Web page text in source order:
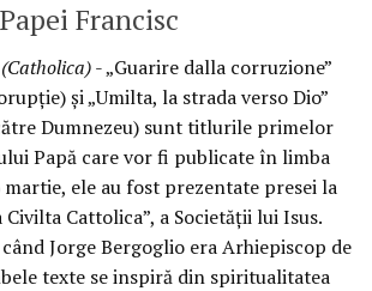
Francisc
- „Guarire dalla corruzione”
şi „Umilta, la strada verso Dio”
Dumnezeu) sunt titlurile primelor
Papă care vor fi publicate în limba
ele au fost prezentate presei la
Civilta Cattolica”, a Societăţii lui Isus.
Jorge Bergoglio era Arhiepiscop de
texte se inspiră din spiritualitatea